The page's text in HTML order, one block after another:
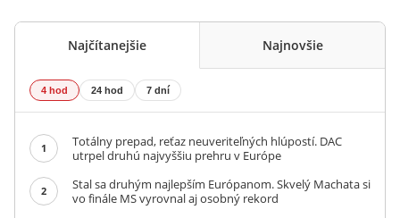
Najčítanejšie Najnovšie
4 hod 24 hod 7 dní
1
Totálny prepad, reťaz neuveriteľných hlúpostí. DAC
utrpel druhú najvyššiu prehru v Európe
2
Stal sa druhým najlepším Európanom. Skvelý Machata si
vo finále MS vyrovnal aj osobný rekord